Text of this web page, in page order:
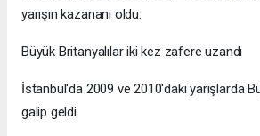
yarışın kazananı oldu.
Büyük Britanyalılar iki kez zafere uzandı
İstanbul'da 2009 ve 2010'daki yarışlarda
galip geldi.